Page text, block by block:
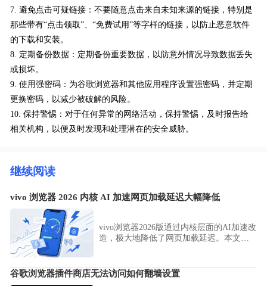
7. 避免点击可疑链接：不要随意点击来自未知来源的链接，特别是
那些带有“点击领取”、“免费试用”等字样的链接，以防止恶意软件
的下载和安装。
8. 定期备份数据：定期备份重要数据，以防意外情况导致数据丢失
或损坏。
9. 使用强密码：为谷歌浏览器和其他应用程序设置强密码，并定期
更换密码，以减少被破解的风险。
10. 保持警惕：对于任何异常的网络活动，保持警惕，及时报告给
相关机构，以便及时发现和处理潜在的安全威胁。
继续阅读
vivo 浏览器 2026 内核 AI 加速网页加载延迟大幅降低
vivo浏览器2026版通过内核层面的AI加速改
造，极大地降低了网页加载延迟。本文为
略，实现秒开网页的卓越浏览响应效果，
显著改善用户的使用感。
谷歌浏览器插件商店无法访问如何翻墙设置